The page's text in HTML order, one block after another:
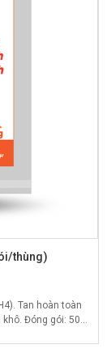
thùng)
Tan hoàn toàn
Đóng gói: 50...